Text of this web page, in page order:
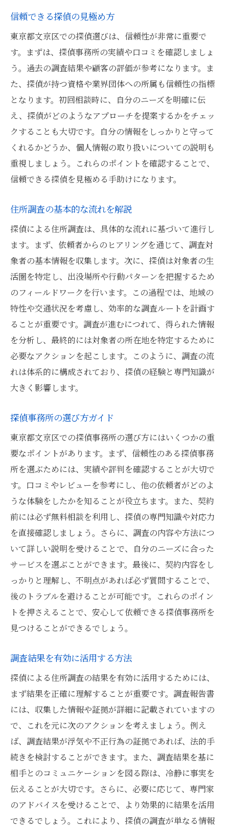
探偵利用の成功体験をシェア
文京区の探偵 住所調査で注意すべき点
探偵利用時のプライバシー保護対策
合法的な調査の枠組みを理解する
住所調査での倫理的な配慮とは
調査中に起こりうるトラブル例
探偵のプロに任せる安心感
文京区特有の調査難易度を知る
探偵利用で文京区の住所を正確に調査
探偵が使う精度の高い調査技術
正確な調査結果を得るための秘訣
探偵事務所選びの決定要因
住所特定のための効果的な戦略
探偵の経験から学ぶ成功のカギ
調査完了後のフォローアップ方法
文京区での探偵 住所調査の費用と方法
探偵の費用を抑えるテクニック
住所調査の費用相場を把握する
探偵に依頼する際の料金プラン
探偵活用でコストを最小化する方法
信頼できる探偵の見極め方
東京都文京区での探偵選びは、信頼性が非常に重要で
す。まずは、探偵事務所の実績や口コミを確認しましょ
う。過去の調査結果や顧客の評価が参考になります。ま
た、探偵が持つ資格や業界団体への所属も信頼性の指標
となります。初回相談時に、自分のニーズを明確に伝
え、探偵がどのようなアプローチを提案するかをチェッ
クすることも大切です。自分の情報をしっかりと守って
くれるかどうか、個人情報の取り扱いについての説明も
重視しましょう。これらのポイントを確認することで、
信頼できる探偵を見極める手助けになります。
住所調査の基本的な流れを解説
探偵による住所調査は、具体的な流れに基づいて進行し
ます。まず、依頼者からのヒアリングを通じて、調査対
象者の基本情報を収集します。次に、探偵は対象者の生
活圏を特定し、出没場所や行動パターンを把握するため
のフィールドワークを行います。この過程では、地域の
特性や交通状況を考慮し、効率的な調査ルートを計画す
ることが重要です。調査が進むにつれて、得られた情報
を分析し、最終的には対象者の所在地を特定するために
必要なアクションを起こします。このように、調査の流
れは体系的に構成されており、探偵の経験と専門知識が
大きく影響します。
探偵事務所の選び方ガイド
東京都文京区での探偵事務所の選び方にはいくつかの重
要なポイントがあります。まず、信頼性のある探偵事務
所を選ぶためには、実績や評判を確認することが大切で
す。口コミやレビューを参考にし、他の依頼者がどのよ
うな体験をしたかを知ることが役立ちます。また、契約
前には必ず無料相談を利用し、探偵の専門知識や対応力
を直接確認しましょう。さらに、調査の内容や方法につ
いて詳しい説明を受けることで、自分のニーズに合った
サービスを選ぶことができます。最後に、契約内容をし
っかりと理解し、不明点があれば必ず質問することで、
後のトラブルを避けることが可能です。これらのポイン
トを押さえることで、安心して依頼できる探偵事務所を
見つけることができるでしょう。
調査結果を有効に活用する方法
探偵による住所調査の結果を有効に活用するためには、
まず結果を正確に理解することが重要です。調査報告書
には、収集した情報や証拠が詳細に記載されていますの
で、これを元に次のアクションを考えましょう。例え
ば、調査結果が浮気や不正行為の証拠であれば、法的手
続きを検討することができます。また、調査結果を基に
相手とのコミュニケーションを図る際は、冷静に事実を
伝えることが大切です。さらに、必要に応じて、専門家
のアドバイスを受けることで、より効果的に結果を活用
できるでしょう。これにより、探偵の調査が単なる情報